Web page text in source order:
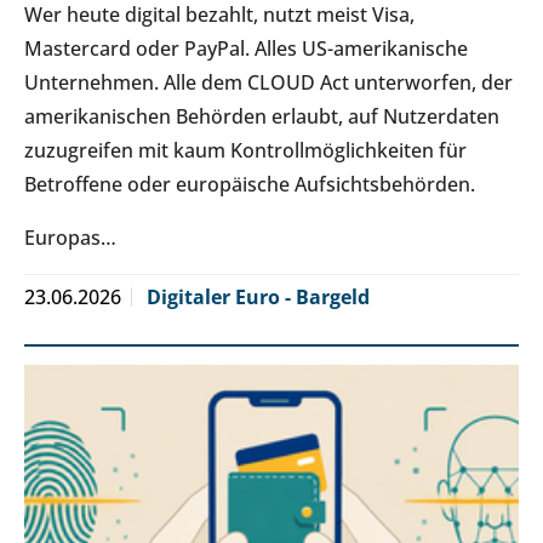
Wer heute digital bezahlt, nutzt meist Visa,
Mastercard oder PayPal. Alles US-amerikanische
Unternehmen. Alle dem CLOUD Act unterworfen, der
amerikanischen Behörden erlaubt, auf Nutzerdaten
zuzugreifen mit kaum Kontrollmöglichkeiten für
Betroffene oder europäische Aufsichtsbehörden.
Europas…
23.06.2026 Digitaler Euro - Bargeld